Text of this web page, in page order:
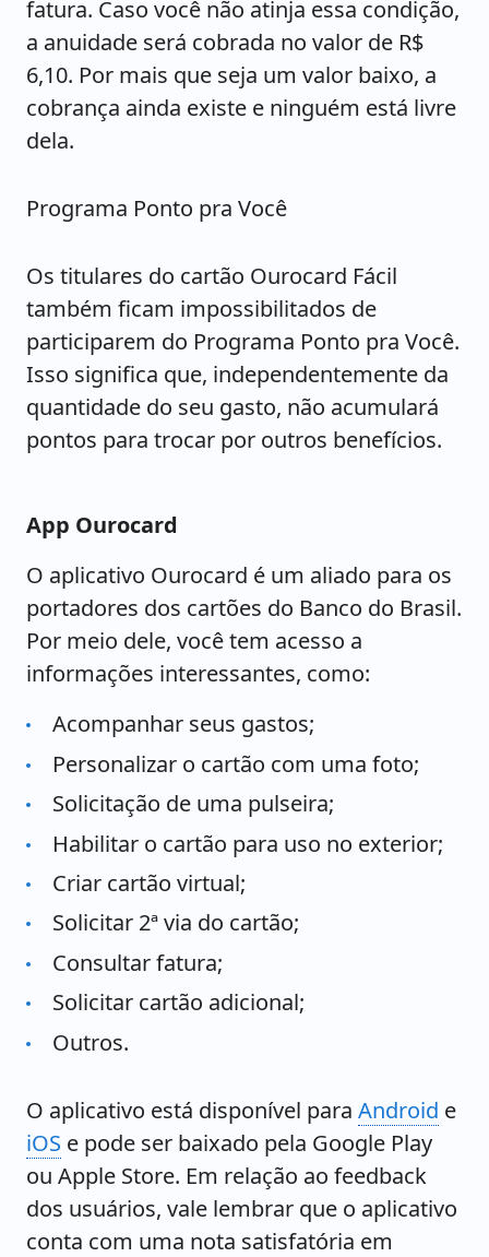
fatura. Caso você não atinja essa condição,
a anuidade será cobrada no valor de R$
6,10. Por mais que seja um valor baixo, a
cobrança ainda existe e ninguém está livre
dela.
Programa Ponto pra Você
Os titulares do cartão Ourocard Fácil
também ficam impossibilitados de
participarem do Programa Ponto pra Você.
Isso significa que, independentemente da
quantidade do seu gasto, não acumulará
pontos para trocar por outros benefícios.
App Ourocard
O aplicativo Ourocard é um aliado para os
portadores dos cartões do Banco do Brasil.
Por meio dele, você tem acesso a
informações interessantes, como:
Acompanhar seus gastos;
Personalizar o cartão com uma foto;
Solicitação de uma pulseira;
Habilitar o cartão para uso no exterior;
Criar cartão virtual;
Solicitar 2ª via do cartão;
Consultar fatura;
Solicitar cartão adicional;
Outros.
O aplicativo está disponível para Android e
iOS e pode ser baixado pela Google Play
ou Apple Store. Em relação ao feedback
dos usuários, vale lembrar que o aplicativo
conta com uma nota satisfatória em